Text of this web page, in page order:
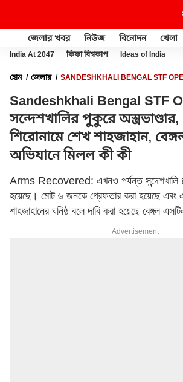
জেলার খবর নিউজ বিনোদন খেলা
India At 2047 ফিফা বিশ্বকাপ Ideas of India
হোম জেলার
SANDESHKHALI BENGAL STF
কী
Sandeshkhali Bengal STF
সন্দেশখালির পুকুরে
শিরোনামে শেখ শাহজাহান,
অভিযানে মিলল কী কী
Arms Recovered: এখনও পর্যন্ত সন্দেশখালি
হয়েছে। মোট ৬ জনকে গ্রেফতার করা হয়েছে এবং
শাহজাহানের ঘনিষ্ঠ বলে দাবি করা হয়েছে বেঙ্গল
Advertisement